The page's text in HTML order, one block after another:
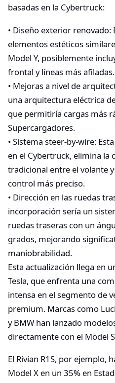
basadas en la Cybertruck:
• Diseño exterior
elementos estéticos
Model Y, posiblemente
frontal y líneas más afiladas.
• Mejoras a nivel de
una arquitectura eléctrica
que permitiría cargas más
Supercargadores.
• Sistema steer-by-wire:
en el Cybertruck, elimina la
tradicional entre el volante
control más preciso.
• Dirección en las ruedas
incorporación sería un
ruedas traseras con un
grados, mejorando
maniobrabilidad.
Esta actualización llega en
Tesla, que enfrenta una
intensa en el segmento de
premium. Marcas como
y BMW han lanzado
directamente con el Model
El Rivian R1S, por ejemplo,
Model X en un 35% en